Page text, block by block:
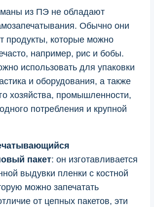
из ПЭ не обладают
Обычно они
продукты, которые можно
например, рис и бобы.
использовать для упаковки
и оборудования, а также
хозяйства, промышленности,
потребления и крупной
пакет: он изготавливается
выдувки пленки с костной
можно запечатать
от цепных пакетов, эти